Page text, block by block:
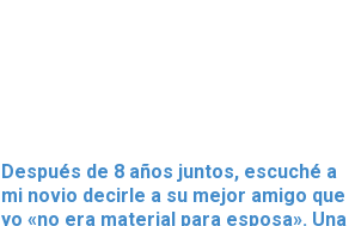
Después de 8 años juntos, escuché a
mi novio decirle a su mejor amigo que
yo «no era material para esposa». Una